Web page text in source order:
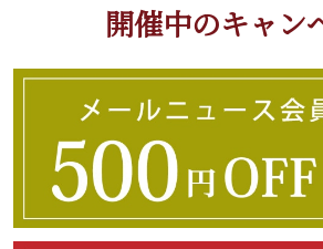
開催中のキャン